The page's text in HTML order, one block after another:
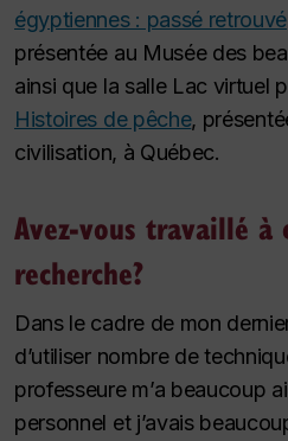
égyptiennes : passé
présentée au Musée des
ainsi que la salle Lac virtuel
Histoires de pêche,
civilisation, à Québec.
Avez-vous travaillé à
recherche?
Dans le cadre de mon
d’utiliser nombre de
professeure m’a beaucoup
personnel et j’avais